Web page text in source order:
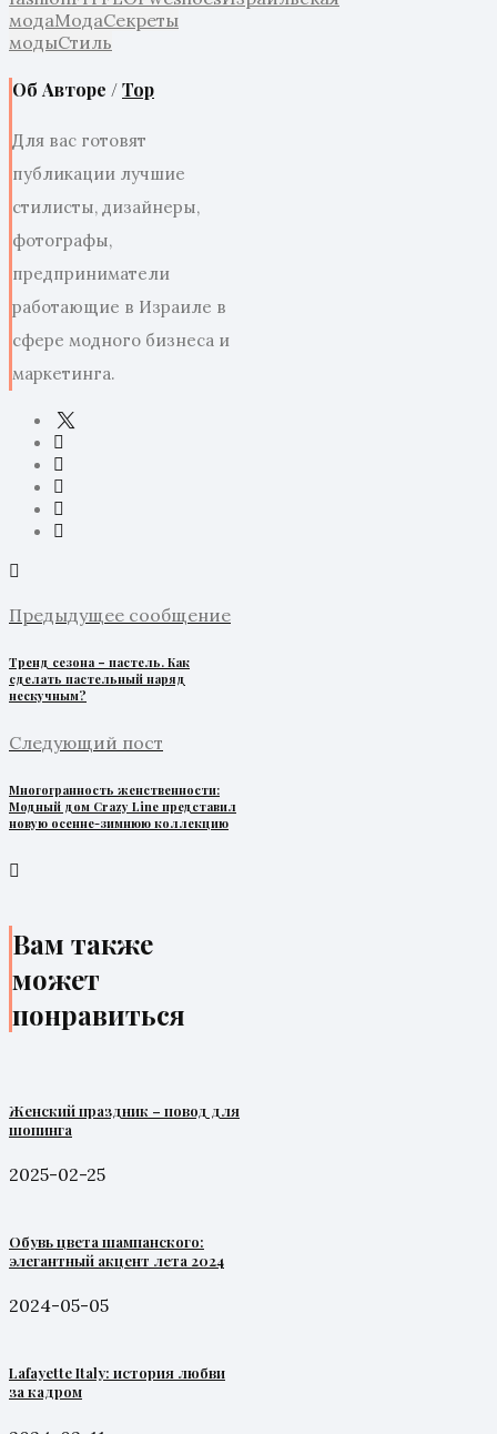
модаМодаСекреты
модыСтиль
Об Авторе /Top
Для вас готовят
публикации лучшие
стилисты, дизайнеры,
фотографы,
предприниматели
работающие в Израиле в
сфере модного бизнеса и
маркетинга.
Предыдущее сообщение
Тренд сезона – пастель. Как
сделать пастельный наряд
нескучным?
Следующий пост
Многогранность женственности:
Модный дом Crazy Line представил
новую осенне-зимнюю коллекцию
Вам также
может
понравиться
Женский праздник – повод для
шопинга
2025-02-25
Обувь цвета шампанского:
элегантный акцент лета 2024
2024-05-05
Lafayette Italy: история любви
за кадром